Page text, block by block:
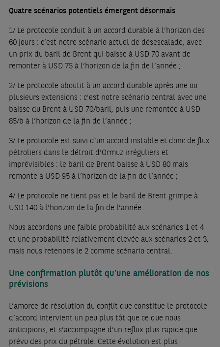
Quatre scénarios potentiels émergent désormais :
1/ Le protocole conduit à un accord durable à l’horizon des
60 jours : c’est notre scénario actuel de désescalade, avec
un prix du baril de Brent qui baisse à USD 70 avant de
remonter à USD 75 à l’horizon de la fin de l’année ;
2/ Le protocole aboutit à un accord durable après une ou
plusieurs extensions : c’est notre scénario central avec une
baisse du Brent à USD 70/baril, puis une remontée à USD
85/b à l’horizon de la fin de l’année ;
3/ Le protocole est suivi d’un accord instable et donc de flux
pétroliers dans le détroit d’Ormuz irréguliers et
imprévisibles : le baril de Brent baisse à USD 80 mais
remonte à USD 95 à l’horizon de la fin de l’année ;
4/ Le protocole ne tient pas et le baril de Brent grimpe à
USD 140 à l’horizon de la fin de l’année.
Nous accordons une faible probabilité aux scénarios 1 et 4
et une probabilité relativement élevée aux scénarios 2 et 3,
mais nous retenons le 2 comme scénario central.
Une confirmation plutôt qu’une amélioration de nos
prévisions
L’amorce de résolution du conflit que constitue le protocole
d’accord intervient un peu plus tôt que ce que nous
anticipions, et s’accompagne d’un reflux plus rapide que
prévu des prix du pétrole. Cette évolution est plus